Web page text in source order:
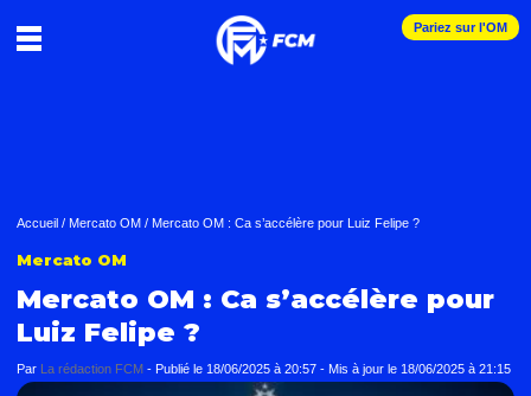
Pariez sur l'OM
Accueil / Mercato OM / Mercato OM : Ca s’accélère pour Luiz Felipe ?
Mercato OM
Mercato OM : Ca s’accélère pour
Luiz Felipe ?
Par La rédaction FCM - Publié le 18/06/2025 à 20:57 - Mis à jour le 18/06/2025 à 21:15